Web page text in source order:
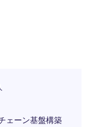
ェーン基盤構築